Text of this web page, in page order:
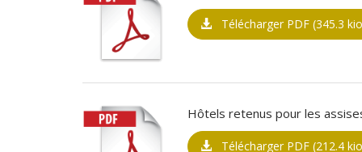
Télécharger PDF (345.3
Hôtels retenus pour les
Télécharger PDF (212.4